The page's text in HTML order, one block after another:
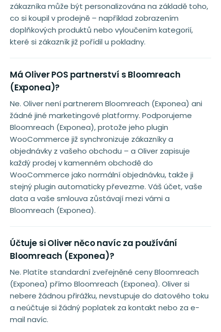
zákazníka může být personalizována na základě toho,
co si koupil v prodejně – například zobrazením
doplňkových produktů nebo vyloučením kategorií,
které si zákazník již pořídil u pokladny.
Má Oliver POS partnerství s Bloomreach
(Exponea)?
Ne. Oliver není partnerem Bloomreach (Exponea) ani
žádné jiné marketingové platformy. Podporujeme
Bloomreach (Exponea), protože jeho plugin
WooCommerce již synchronizuje zákazníky a
objednávky z vašeho obchodu – a Oliver zapisuje
každý prodej v kamenném obchodě do
WooCommerce jako normální objednávku, takže ji
stejný plugin automaticky převezme. Váš účet, vaše
data a vaše smlouva zůstávají mezi vámi a
Bloomreach (Exponea).
Účtuje si Oliver něco navíc za používání
Bloomreach (Exponea)?
Ne. Platíte standardní zveřejněné ceny Bloomreach
(Exponea) přímo Bloomreach (Exponea). Oliver si
nebere žádnou přirážku, nevstupuje do datového toku
a neúčtuje si žádný poplatek za kontakt nebo za e-
mail navíc.